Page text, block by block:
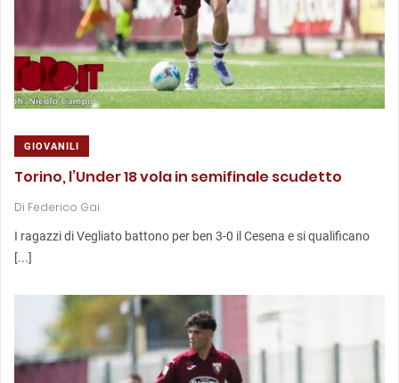
GIOVANILI
Torino, l’Under 18 vola in semifinale scudetto
Di Federico Gai
I ragazzi di Vegliato battono per ben 3-0 il Cesena e si qualificano
[...]